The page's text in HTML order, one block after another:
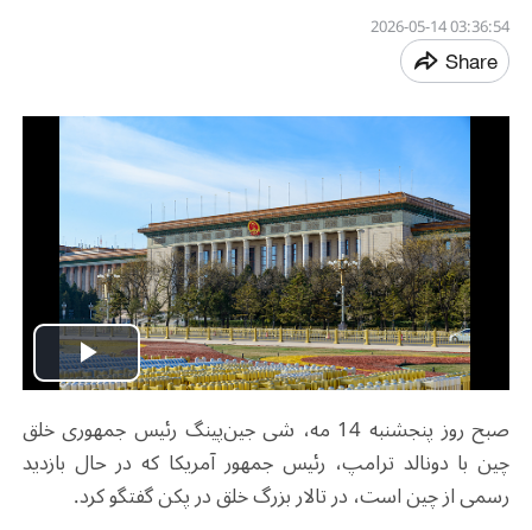
03:36:54 2026-05-14
Share
Play
صبح روز پنجشنبه 14 مه، شی جین‌پینگ رئیس جمهوری خلق
چین با دونالد ترامپ، رئیس جمهور آمریکا که در حال بازدید
رسمی از چین است، در تالار بزرگ خلق در پکن گفتگو کرد.